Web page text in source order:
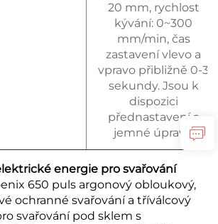
20 mm, rychlost
kývání: 0~300
mm/min, čas
zastavení vlevo a
vpravo přibližně 0-3
sekundy. Jsou k
dispozici
přednastavení a
jemné úpravy.
energie pro svařování
650 puls argonový obloukový,
ochranné svařování a tříválcový
svařování pod sklem s